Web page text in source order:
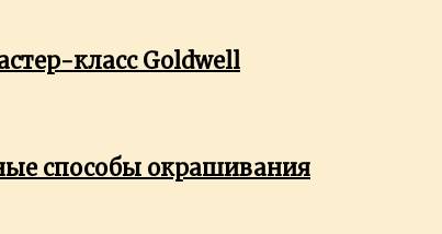
класс Goldwell
способы окрашивания